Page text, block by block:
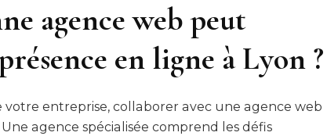
agence web peut
en ligne à Lyon ?
entreprise, collaborer avec une agence web
agence spécialisée comprend les défis